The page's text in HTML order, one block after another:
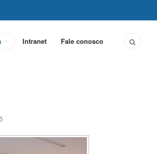
Intranet Fale conosco